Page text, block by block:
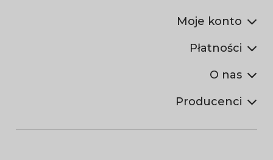
Moje konto
Płatności
O nas
Producenci